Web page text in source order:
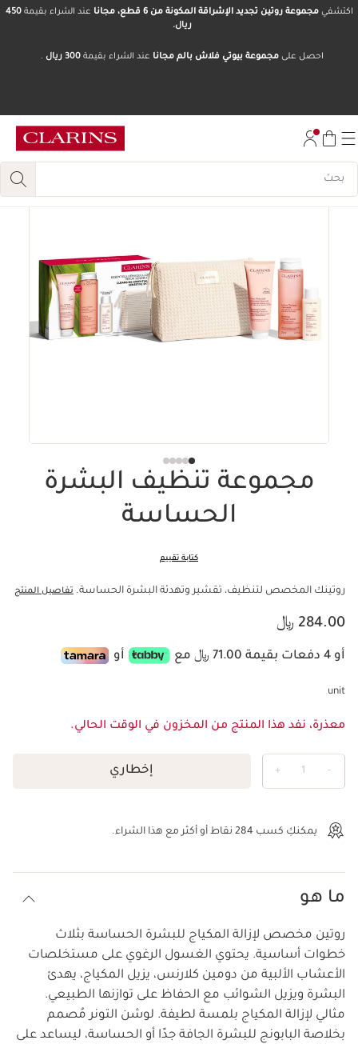
انتقل إلى أسفل الصفحة
اكتشفيمجموعة روتين تجديد الإشراقة المكونة من 6 قطع، مجانا عند الشراء بقيمة450
ريال.
احصل على مجموعة بيوتي فلاش بالم مجانًا عند الشراء بقيمة 300 ريال .
مجموعة تنظيف البشرة
الحساسة
كتابة تقييم
روتينك المخصص لتنظيف، تقشير وتهدئة البشرة الحساسة. تفاصيل المنتج
السعر الحالي هو 284.00 ﷼
284.00 ﷼
أو 4 دفعات بقيمة 71.00 ﷼ مع أو
unit
معذرة، نفد هذا المنتج من المخزون في الوقت الحالي.
-
1
+ إخطاري
يمكنكِ كسب 284 نقاط أو أكثر مع هذا الشراء.
ما هو
روتين مخصص لإزالة المكياج للبشرة الحساسة بثلاث
خطوات أساسية. يحتوي الغسول الرغوي على مستخلصات
الأعشاب الألبية من دومين كلارنس، يزيل المكياج، يهدئ
البشرة ويزيل الشوائب مع الحفاظ على توازنها الطبيعي.
مثالي لإزالة المكياج بلمسة لطيفة. لوشن التونر مُصمم
بخلاصة البابونج للبشرة الجافة جدًا أو الحساسة، ليساعد على